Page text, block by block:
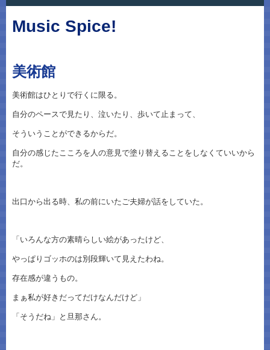
Music Spice!
美術館
美術館はひとりで行くに限る。
自分のペースで見たり、泣いたり、歩いて止まって、
そういうことができるからだ。
自分の感じたこころを人の意見で塗り替えることをしなくていいから
だ。
出口から出る時、私の前にいたご夫婦が話をしていた。
「いろんな方の素晴らしい絵があったけど、
やっぱりゴッホのは別段輝いて見えたわね。
存在感が違うもの。
まぁ私が好きだってだけなんだけど」
「そうだね」と旦那さん。